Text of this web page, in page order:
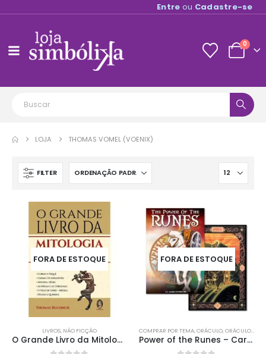
Entre ou Cadastre-se
0
LOJA THOMAS VOMEL (VOENIX)
FILTER
FORA DE ESTOQUE
LIVROS, NÃO FICÇÃO
O Grande Livro da Mitologia
FORA DE ESTOQUE
COMPRAR POR TEMA,ORÁCULO,ORÁCULOS
Power of the Runes – Cartas